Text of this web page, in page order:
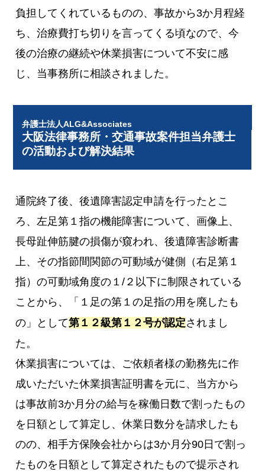
負担してくれているものの、事故から3か月程経
ち、治療費打ち切りを言ってくる頃なので、今
後の治療の継続や休業損害について不安に感
じ、当事務所に相談されました。
弁護士法人ALG&Associates
大阪法律事務所・交通事故案件担当弁護士
の活動および解決結果
通院終了後、後遺障害認定申請を行ったとこ
ろ、左足第１指の機能障害について、画像上、
長母趾伸筋腱の損傷が窺われ、後遺障害診断書
上、その指節間関節の可動域が健側（右足第１
指）の可動域角度の１/２以下に制限されている
ことから、「１足の第１の足指の用を廃したも
の」として第１２級第１２号が認定されまし
た。
休業損害については、ご依頼者様の勤務先に作
成いただいた休業損害証明書を元に、当方から
は事故前3か月分の給与を稼働日数で割ったもの
を日額として算定し、休業日数分を請求したも
のの、相手方保険会社からは3か月分90日で割っ
たものを日額として算定されたもので提示され